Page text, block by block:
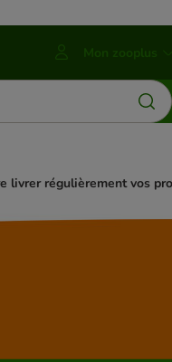
Appuyer
sur
Mon
Mon zooplus
livrer régulièrement vos